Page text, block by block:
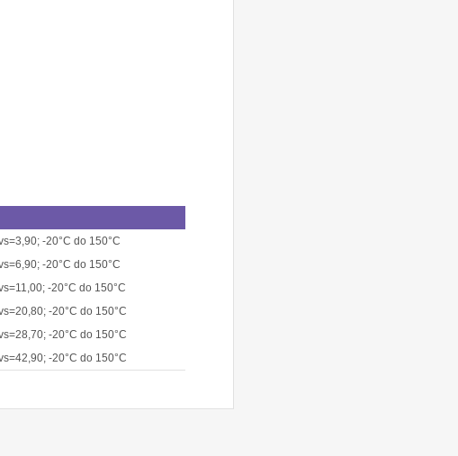
-20°C do 150°C
-20°C do 150°C
-20°C do 150°C
-20°C do 150°C
-20°C do 150°C
-20°C do 150°C